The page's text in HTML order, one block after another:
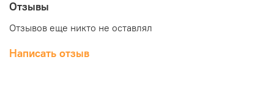
Отзывы
Отзывов еще никто не оставлял
Написать отзыв